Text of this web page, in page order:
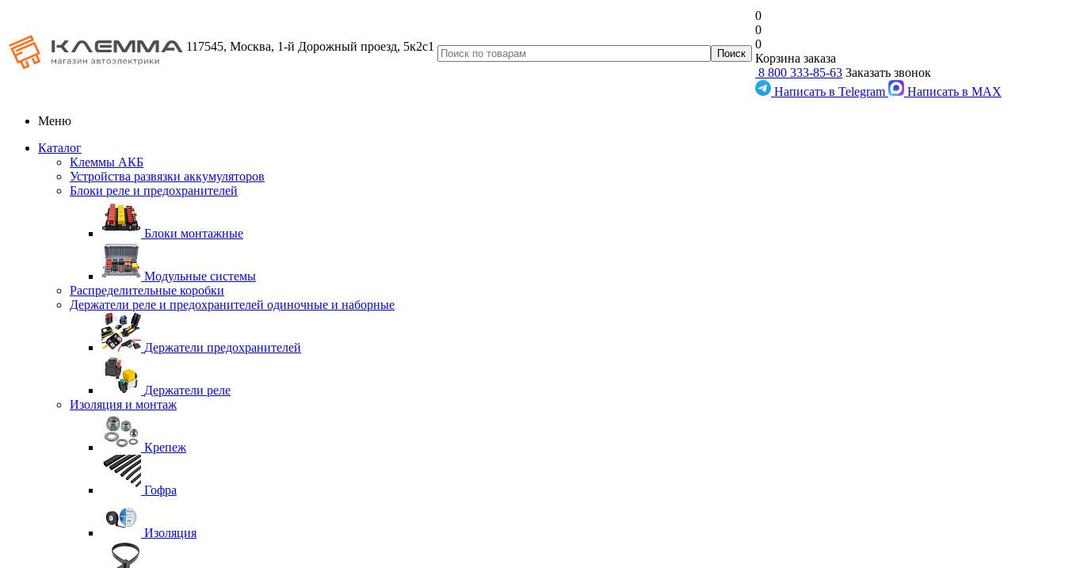
117545, Москва, 1-й Дорожный проезд, 5к2с1
0
0
0
Корзина заказа
8 800 333-85-63 Заказать звонок
Написать в Telegram
Написать в MAX
Меню
Каталог
Клеммы АКБ
Устройства развязки аккумуляторов
Блоки реле и предохранителей
Блоки монтажные
Модульные системы
Распределительные коробки
Держатели реле и предохранителей одиночные и наборные
Держатели предохранителей
Держатели реле
Изоляция и монтаж
Крепеж
Гофра
Изоляция